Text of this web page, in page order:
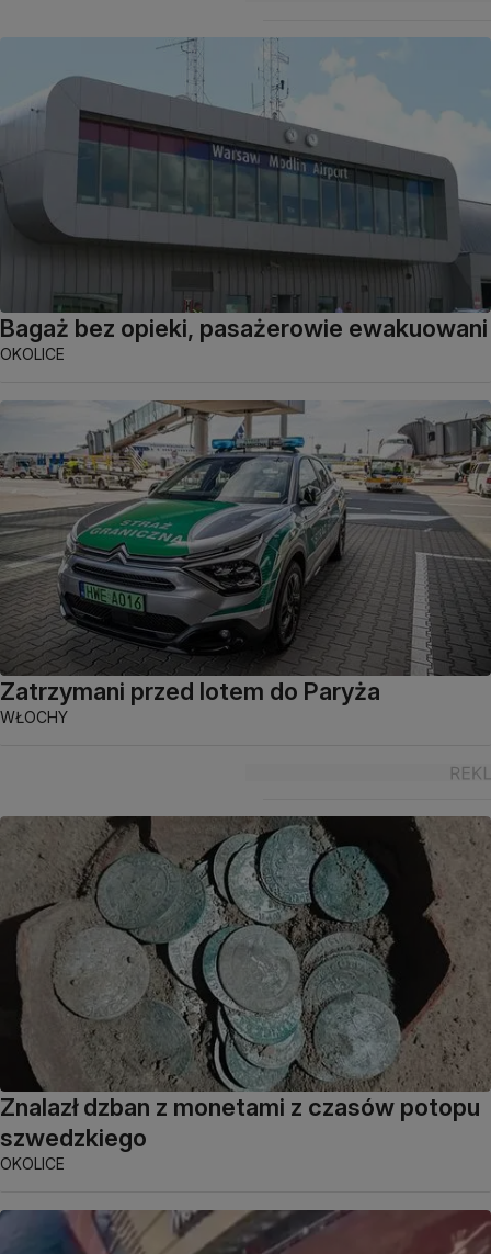
Bagaż bez opieki, pasażerowie ewakuowani
OKOLICE
Zatrzymani przed lotem do Paryża
WŁOCHY
Znalazł dzban z monetami z czasów potopu
szwedzkiego
OKOLICE